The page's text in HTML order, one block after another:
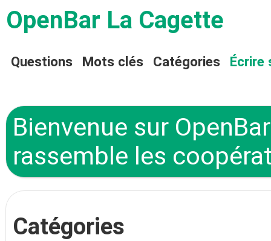
OpenBar La Cagette
Questions Mots clés Catégories Écrire
Bienvenue sur
rassemble les
Catégories